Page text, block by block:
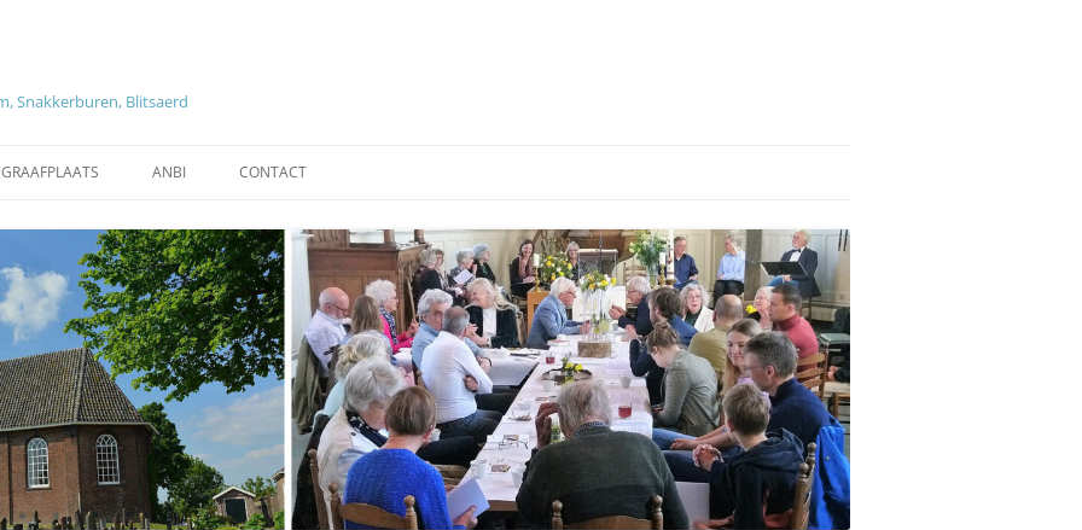
Snakkerburen, Blitsaerd
KERKENRAAD EN
OVERLEDENEN
REGLEMENT BEGRAAFPLAATS
INFORMATIE
ANBI CONTACT